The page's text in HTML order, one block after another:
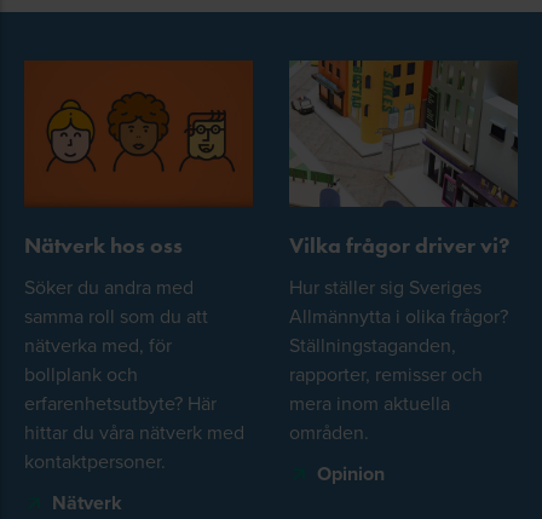
Nätverk hos oss
Söker du andra med
samma roll som du att
nätverka med, för
bollplank och
erfarenhetsutbyte? Här
hittar du våra nätverk med
kontaktpersoner.
Nätverk
Vilka frågor driver vi?
Hur ställer sig Sveriges
Allmännytta i olika frågor?
Ställningstaganden,
rapporter, remisser och
mera inom aktuella
områden.
Opinion